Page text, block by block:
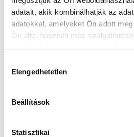
adatait, akik kombinálhatják az
adatokkal, amelyeket Ön adott
Ön által használt más
weboldalon való böngészés
kiválasztása
Elengedhetetlen
Beállítások
Statisztikai
Elfogadom az
FELIRATKOZOM